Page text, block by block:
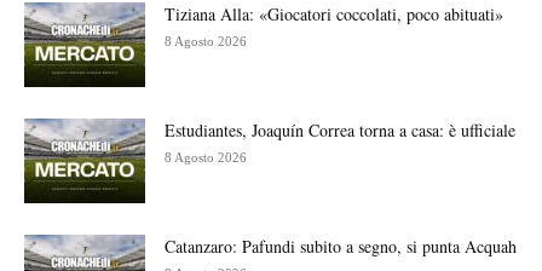
Tiziana Alla: «Giocatori coccolati, poco abituati»
8 Agosto 2026
Estudiantes, Joaquín Correa torna a casa: è ufficiale
8 Agosto 2026
Catanzaro: Pafundi subito a segno, si punta Acquah